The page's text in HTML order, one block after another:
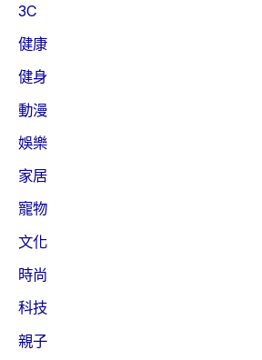
3C
健康
健身
動漫
娛樂
家居
寵物
文化
時尚
科技
親子